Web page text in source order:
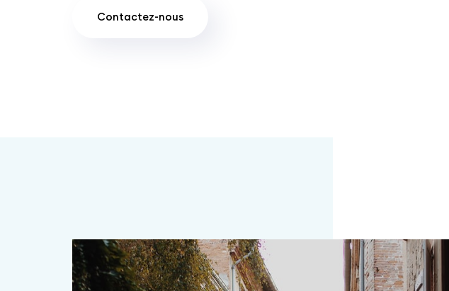
Contactez-nous